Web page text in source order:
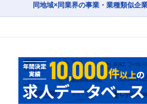
同地域×同業界の事業・業種類似企